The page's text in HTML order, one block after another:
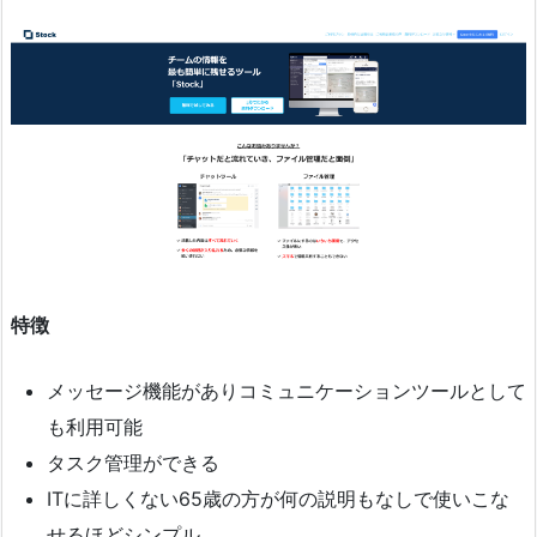
特徴
メッセージ機能がありコミュニケーションツールとして
も利用可能
タスク管理ができる
ITに詳しくない65歳の方が何の説明もなしで使いこな